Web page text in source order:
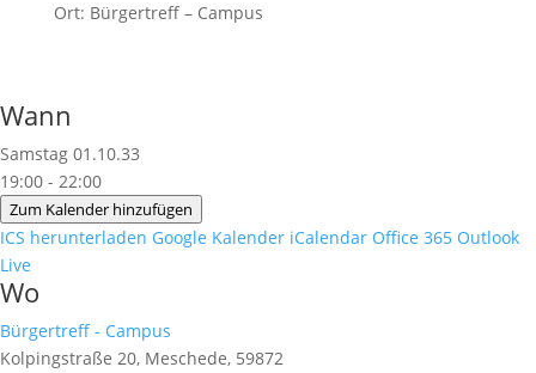
Ort: Bürgertreff – Campus
Wann
Samstag 01.10.33
19:00 - 22:00
Zum Kalender hinzufügen
ICS herunterladen Google Kalender iCalendar Office 365 Outlook
Live
Wo
Bürgertreff - Campus
Kolpingstraße 20, Meschede, 59872